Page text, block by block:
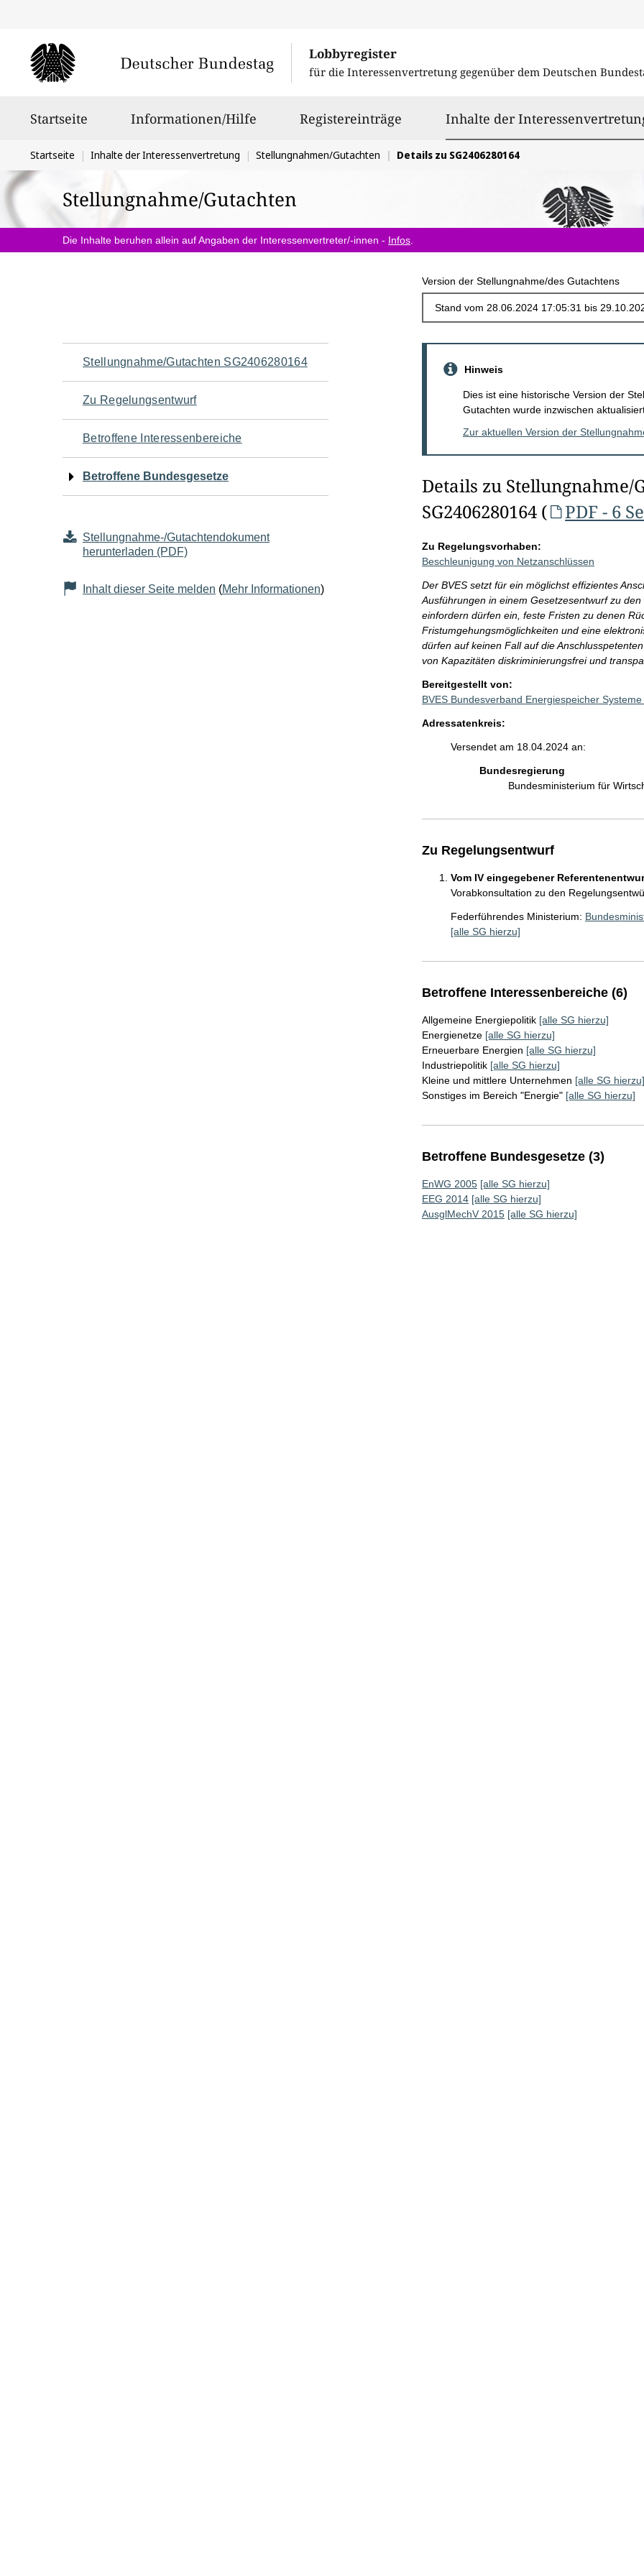
Lobbyregister
für die Interessenvertretung gegenüber dem Deutschen
Startseite Informationen/Hilfe Registereinträge Inhalte der
Sie
befinden
sich
hier:
Startseite Inhalte der Interessenvertretung Stellungnahmen/Gutachten Details zu SG2406280164
Stellungnahme/Gutachten
Die Inhalte beruhen allein auf Angaben der Interessenvertreter/-innen - Infos
Version der Stellungnahme/des Gutachtens
Navigation
für
den
Seiteninhalt
Stellungnahme/Gutachten SG2406280164
Zu Regelungsentwurf
Betroffene Interessenbereiche
Betroffene Bundesgesetze
Stellungnahme-/Gutachtendokument
herunterladen (PDF)
Inhalt dieser Seite melden (Mehr Informationen)
Hinweis
Dies ist eine historische Version der
Gutachten wurde inzwischen
Zur aktuellen Version der
Details zu Stellungnahme/
SG2406280164 (
PDF - 6
Zu Regelungsvorhaben:
Beschleunigung von Netzanschlüssen
Der BVES setzt für ein möglichst effizientes
Ausführungen in einem Gesetzesentwurf zu
einfordern dürfen ein, feste Fristen zu denen
Fristumgehungsmöglichkeiten und eine
dürfen auf keinen Fall auf die
von Kapazitäten diskriminierungsfrei und
Bereitgestellt von:
BVES Bundesverband Energiespeicher
Adressatenkreis:
Versendet am 18.04.2024 an:
Bundesregierung
Bundesministerium für
Zu Regelungsentwurf
Vom IV eingegebener
Vorabkonsultation zu den
Federführendes Ministerium:
[alle SG hierzu]
Betroffene Interessenbereiche (6)
Allgemeine Energiepolitik [alle SG hierzu]
Energienetze [alle SG hierzu]
Erneuerbare Energien [alle SG hierzu]
Industriepolitik [alle SG hierzu]
Kleine und mittlere Unternehmen [alle SG hierzu]
Sonstiges im Bereich "Energie" [alle SG hierzu]
Betroffene Bundesgesetze (3)
EnWG 2005 [alle SG hierzu]
EEG 2014 [alle SG hierzu]
AusglMechV 2015 [alle SG hierzu]